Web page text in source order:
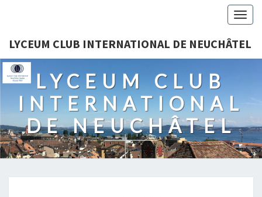
LYCEUM CLUB INTERNATIONAL DE NEUCHÂTEL
LYCEUM CLUB
INTERNATIONAL
DE NEUCHÂTEL